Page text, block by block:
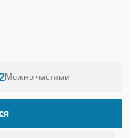
Можно частями